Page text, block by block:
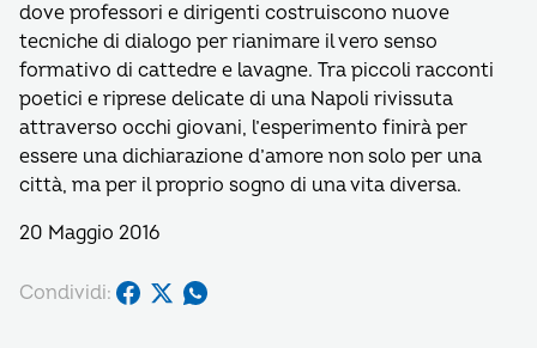
dove professori e dirigenti costruiscono nuove
tecniche di dialogo per rianimare il vero senso
formativo di cattedre e lavagne. Tra piccoli racconti
poetici e riprese delicate di una Napoli rivissuta
attraverso occhi giovani, l’esperimento finirà per
essere una dichiarazione d’amore non solo per una
città, ma per il proprio sogno di una vita diversa.
20 Maggio 2016
Condividi: